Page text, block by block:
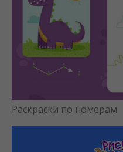
Раскраски по номерам